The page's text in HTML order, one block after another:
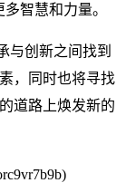
智慧和力量。
与创新之间找到
，同时也将寻找
道路上焕发新的